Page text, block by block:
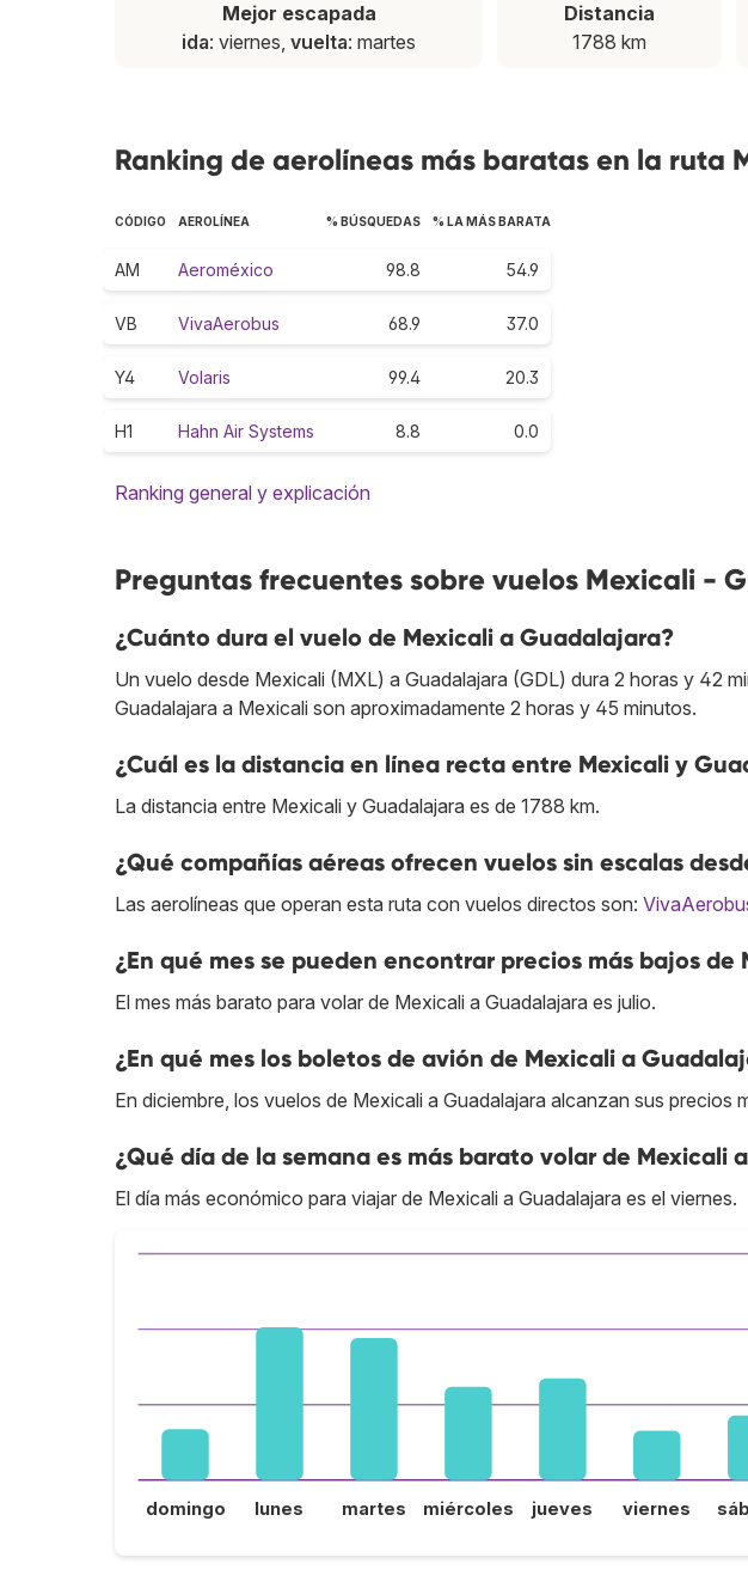
Mejor escapada
ida: viernes, vuelta: martes
Distancia
1788 km
Ranking de aerolíneas más baratas en la ruta
CÓDIGO AEROLÍNEA % BÚSQUEDAS % LA MÁS BARATA
AM Aeroméxico 98.8 54.9
VB VivaAerobus 68.9 37.0
Y4 Volaris 99.4 20.3
H1 Hahn Air Systems 8.8 0.0
Ranking general y explicación
Preguntas frecuentes sobre vuelos Mexicali -
¿Cuánto dura el vuelo de Mexicali a Guadalajara?
Un vuelo desde Mexicali (MXL) a Guadalajara (GDL) dura 2 horas y 42
Guadalajara a Mexicali son aproximadamente 2 horas y 45 minutos.
¿Cuál es la distancia en línea recta entre Mexicali y
La distancia entre Mexicali y Guadalajara es de 1788 km.
¿Qué compañías aéreas ofrecen vuelos sin escalas
Las aerolíneas que operan esta ruta con vuelos directos son:
¿En qué mes se pueden encontrar precios más bajos
El mes más barato para volar de Mexicali a Guadalajara es julio.
¿En qué mes los boletos de avión de Mexicali a
En diciembre, los vuelos de Mexicali a Guadalajara alcanzan sus precios
¿Qué día de la semana es más barato volar de Mexicali
El día más económico para viajar de Mexicali a Guadalajara es el viernes.
domingo lunes martes miércoles jueves viernes